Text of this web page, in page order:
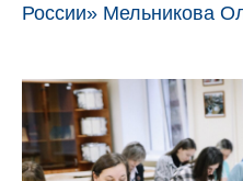
России» Мельникова